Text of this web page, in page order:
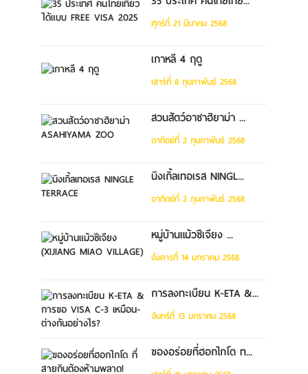
ศุกร์ที่ 21 มีนาคม 2568
เกาหลี 4 ฤดู
เสาร์ที่ 8 กุมภาพันธ์ 2568
สวนสัตว์อาซาฮิยาม่า ...
อาทิตย์ที่ 2 กุมภาพันธ์ 2568
นิงเกิ้ลเทอเรส NINGL...
อาทิตย์ที่ 2 กุมภาพันธ์ 2568
หมู่บ้านแม้วซีเจียง ...
อังคารที่ 14 มกราคม 2568
การลงทะเบียน K-ETA &...
จันทร์ที่ 13 มกราคม 2568
ของอร่อยที่ฮอกไกโด ท...